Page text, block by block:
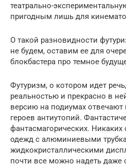
театрально-
пригодным лишь для
О такой разновидности
не будем, оставим ее для
блокбастера про темное
Футуризм, о котором идет
реальностью и прекрасно в
версию на подиумах
героев антиутопий.
фантасмагорических.
одежд с алюминиевыми
жидкокристаллическими
почти все можно надеть даже